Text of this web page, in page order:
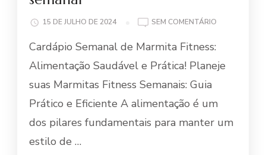
15 DE JULHO DE 2024 SEM COMENTÁRIO
SEMANAL
Cardápio Semanal de Marmita Fitness:
Alimentação Saudável e Prática! Planeje
suas Marmitas Fitness Semanais: Guia
Prático e Eficiente A alimentação é um
dos pilares fundamentais para manter um
estilo de …